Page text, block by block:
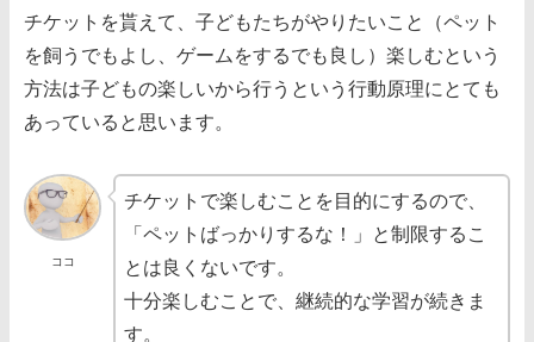
チケットを貰えて、子どもたちがやりたいこと（ペット
を飼うでもよし、ゲームをするでも良し）楽しむという
方法は子どもの楽しいから行うという行動原理にとても
あっていると思います。
ココ
チケットで楽しむことを目的にするので、
「ペットばっかりするな！」と制限するこ
とは良くないです。
十分楽しむことで、継続的な学習が続きま
す。